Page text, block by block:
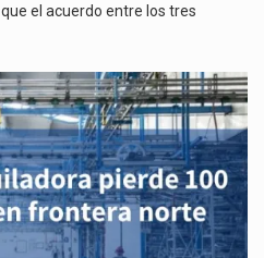
el acuerdo entre los tres